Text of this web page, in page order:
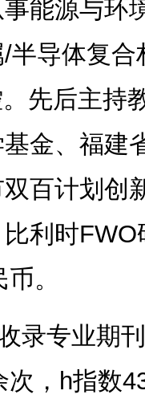
能源与环
半导体复
先后主持
金、福建
百计划创
利时
。
录专业期
，h指数